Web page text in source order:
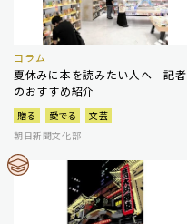
コラム
夏休みに本を読みたい人へ 記者
のおすすめ紹介
贈る 愛でる
文芸
朝日新聞文化部